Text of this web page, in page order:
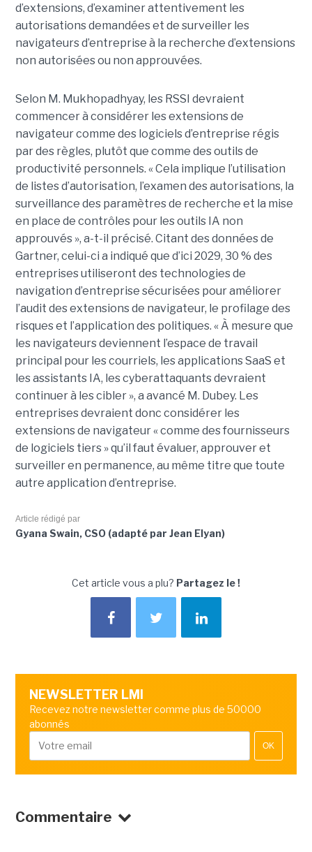
d’extensions, d’examiner attentivement les
autorisations demandées et de surveiller les
navigateurs d’entreprise à la recherche d’extensions
non autorisées ou non approuvées.
Selon M. Mukhopadhyay, les RSSI devraient
commencer à considérer les extensions de
navigateur comme des logiciels d’entreprise régis
par des règles, plutôt que comme des outils de
productivité personnels. « Cela implique l’utilisation
de listes d’autorisation, l’examen des autorisations, la
surveillance des paramètres de recherche et la mise
en place de contrôles pour les outils IA non
approuvés », a-t-il précisé. Citant des données de
Gartner, celui-ci a indiqué que d’ici 2029, 30 % des
entreprises utiliseront des technologies de
navigation d’entreprise sécurisées pour améliorer
l’audit des extensions de navigateur, le profilage des
risques et l’application des politiques. « À mesure que
les navigateurs deviennent l’espace de travail
principal pour les courriels, les applications SaaS et
les assistants IA, les cyberattaquants devraient
continuer à les cibler », a avancé M. Dubey. Les
entreprises devraient donc considérer les
extensions de navigateur « comme des fournisseurs
de logiciels tiers » qu’il faut évaluer, approuver et
surveiller en permanence, au même titre que toute
autre application d’entreprise.
Article rédigé par
Gyana Swain, CSO (adapté par Jean Elyan)
Cet article vous a plu? Partagez le !
NEWSLETTER LMI
Recevez notre newsletter comme plus de 50000
abonnés
OK
Commentaire